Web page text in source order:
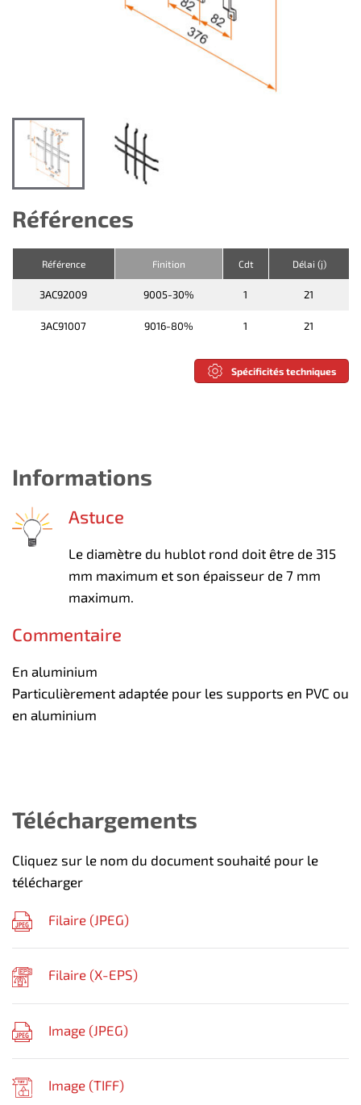
Références
Référence Finition Cdt Délai (j)
3AC92009 9005-30% 1 21
3AC91007 9016-80% 1 21
Spécificités techniques
Informations
Astuce
Le diamètre du hublot rond doit être de 315
mm maximum et son épaisseur de 7 mm
maximum.
Commentaire
En aluminium
Particulièrement adaptée pour les supports en PVC ou
en aluminium
Téléchargements
Cliquez sur le nom du document souhaité pour le
télécharger
Filaire (JPEG)
Filaire (X-EPS)
Image (JPEG)
Image (TIFF)